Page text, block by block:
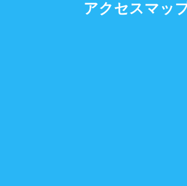
アクセスマッ